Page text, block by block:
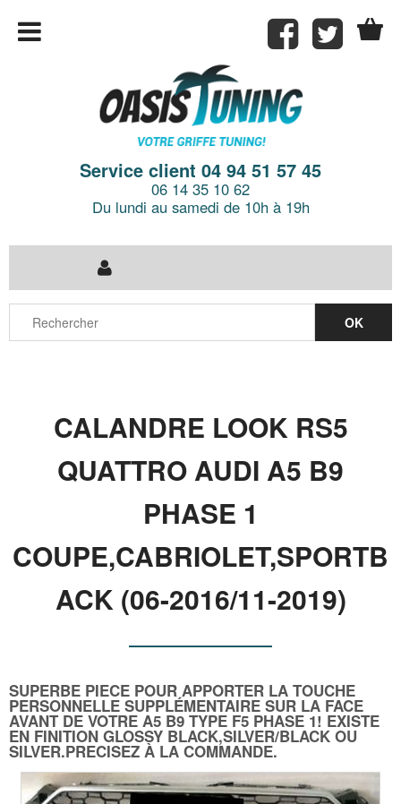
Service client 04 94 51 57 45
06 14 35 10 62
Du lundi au samedi de 10h à 19h
CALANDRE LOOK RS5
QUATTRO AUDI A5 B9
PHASE 1
COUPE,CABRIOLET,SPORTB
ACK (06-2016/11-2019)
SUPERBE PIECE POUR APPORTER LA TOUCHE
PERSONNELLE SUPPLÉMENTAIRE SUR LA FACE
AVANT DE VOTRE A5 B9 TYPE F5 PHASE 1! EXISTE
EN FINITION GLOSSY BLACK,SILVER/BLACK OU
SILVER.PRECISEZ À LA COMMANDE.